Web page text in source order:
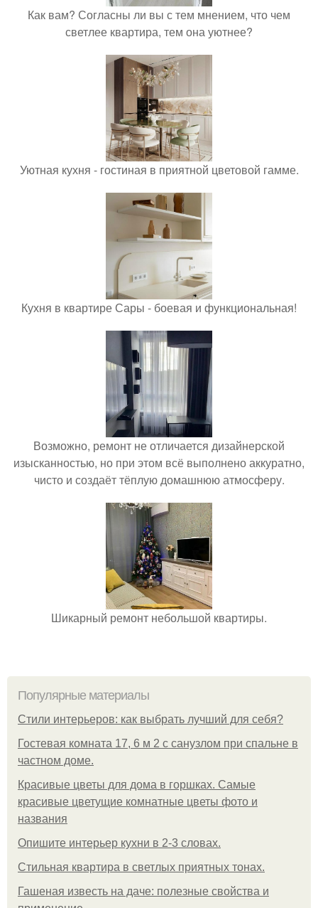
Как вам? Согласны ли вы с тем мнением, что чем
светлее квартира, тем она уютнее?
Уютная кухня - гостиная в приятной цветовой гамме.
Кухня в квартире Сары - боевая и функциональная!
Возможно, ремонт не отличается дизайнерской
изысканностью, но при этом всё выполнено аккуратно,
чисто и создаёт тёплую домашнюю атмосферу.
Шикарный ремонт небольшой квартиры.
Популярные материалы
Стили интерьеров: как выбрать лучший для себя?
Гостевая комната 17, 6 м 2 с санузлом при спальне в
частном доме.
Красивые цветы для дома в горшках. Самые
красивые цветущие комнатные цветы фото и
названия
Опишите интерьер кухни в 2-3 словах.
Стильная квартира в светлых приятных тонах.
Гашеная известь на даче: полезные свойства и